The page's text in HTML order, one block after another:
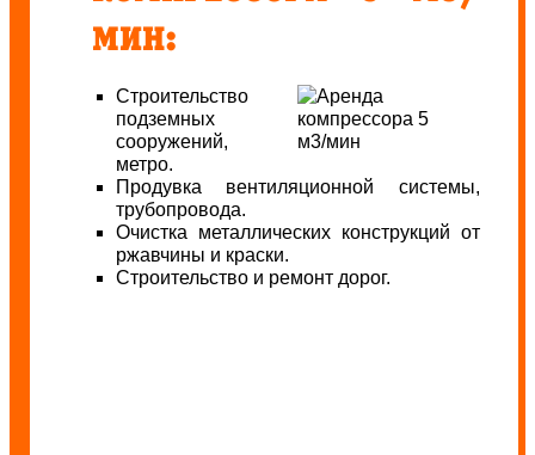
МИН:
Строительство
подземных
сооружений,
метро.
Продувка вентиляционной системы,
трубопровода.
Очистка металлических конструкций от
ржавчины и краски.
Строительство и ремонт дорог.